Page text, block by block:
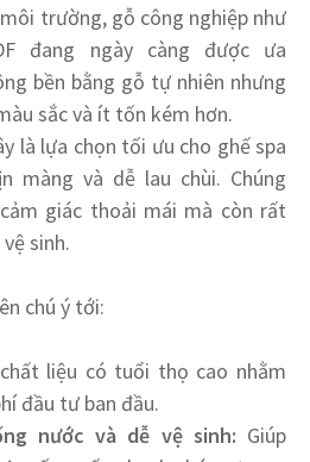
trường, gỗ công nghiệp như
đang ngày càng được ưa
bền bằng gỗ tự nhiên nhưng
sắc và ít tốn kém hơn.
là lựa chọn tối ưu cho ghế spa
màng và dễ lau chùi. Chúng
giác thoải mái mà còn rất
sinh.
chú ý tới:
liệu có tuổi thọ cao nhằm
đầu tư ban đầu.
nước và dễ vệ sinh: Giúp